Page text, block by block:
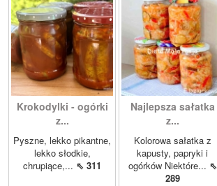
Krokodylki - ogórki
z...
Pyszne, lekko pikantne,
lekko słodkie,
chrupiące,... ⇖ 311
Najlepsza sałatka
z...
Kolorowa sałatka z
kapusty, papryki i
ogórków Niektóre... ⇖
289